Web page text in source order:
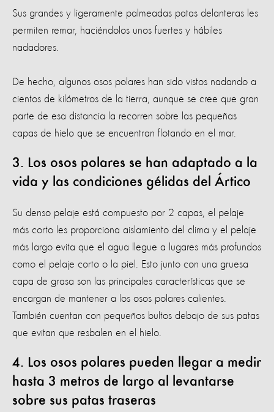
Sus grandes y ligeramente palmeadas patas delanteras les
permiten remar, haciéndolos unos fuertes y hábiles
nadadores.
De hecho, algunos osos polares han sido vistos nadando a
cientos de kilómetros de la tierra, aunque se cree que gran
parte de esa distancia la recorren sobre las pequeñas
capas de hielo que se encuentran flotando en el mar.
3. Los osos polares se han adaptado a la
vida y las condiciones gélidas del Ártico
Su denso pelaje está compuesto por 2 capas, el pelaje
más corto les proporciona aislamiento del clima y el pelaje
más largo evita que el agua llegue a lugares más profundos
como el pelaje corto o la piel. Esto junto con una gruesa
capa de grasa son las principales características que se
encargan de mantener a los osos polares calientes.
También cuentan con pequeños bultos debajo de sus patas
que evitan que resbalen en el hielo.
4. Los osos polares pueden llegar a medir
hasta 3 metros de largo al levantarse
sobre sus patas traseras